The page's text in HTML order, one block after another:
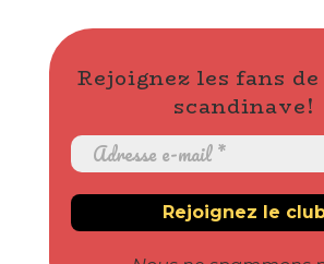
Rejoignez les fans
scandinave!